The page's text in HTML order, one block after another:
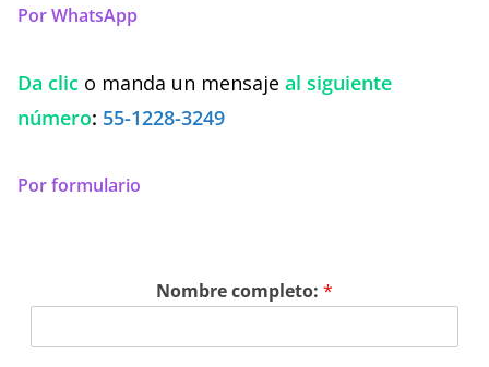
Por WhatsApp
Da clic o manda un mensaje al siguiente
número: 55-1228-3249
Por formulario
Nombre completo: *